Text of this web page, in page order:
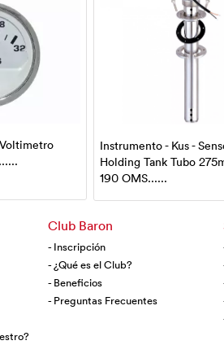
Instrumento - Kus -
Holding Tank Tubo
190 OMS......
Club Baron
- Inscripción
- ¿Qué es el Club?
- Beneficios
- Preguntas Frecuentes